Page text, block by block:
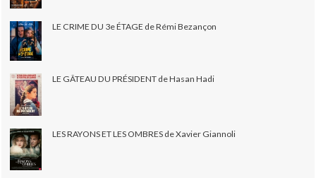
LE CRIME DU 3e ÉTAGE de Rémi Bezançon
LE GÂTEAU DU PRÉSIDENT de Hasan Hadi
LES RAYONS ET LES OMBRES de Xavier Giannoli